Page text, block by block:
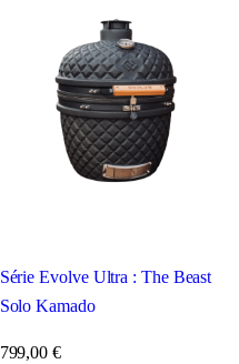
Série Evolve Ultra : The Beast
Solo Kamado
799,00€